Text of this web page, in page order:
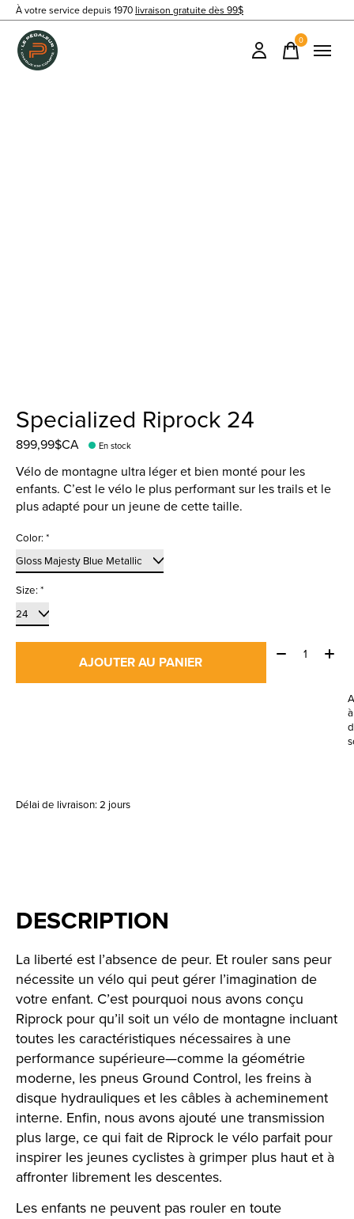
À votre service depuis 1970 livraison gratuite dès 99$
0items
Specialized Riprock 24
899,99$CA En stock
Vélo de montagne ultra léger et bien monté pour les
enfants. C’est le vélo le plus performant sur les trails et le
plus adapté pour un jeune de cette taille.
Color:*
Size:*
AJOUTER AU PANIER
Quantité:
Délai de livraison: 2 jours
DESCRIPTION
La liberté est l’absence de peur. Et rouler sans peur
nécessite un vélo qui peut gérer l’imagination de
votre enfant. C’est pourquoi nous avons conçu
Riprock pour qu’il soit un vélo de montagne incluant
toutes les caractéristiques nécessaires à une
performance supérieure—comme la géométrie
moderne, les pneus Ground Control, les freins à
disque hydrauliques et les câbles à acheminement
interne. Enfin, nous avons ajouté une transmission
plus large, ce qui fait de Riprock le vélo parfait pour
inspirer les jeunes cyclistes à grimper plus haut et à
affronter librement les descentes.
Les enfants ne peuvent pas rouler en toute